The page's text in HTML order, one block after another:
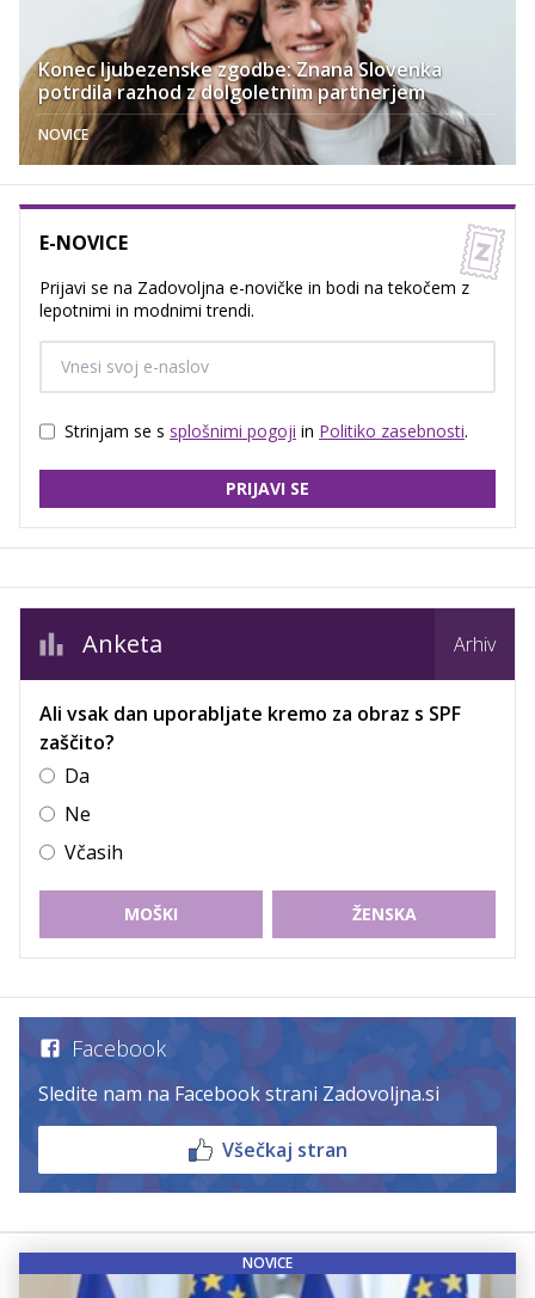
Konec ljubezenske zgodbe: Znana Slovenka
potrdila razhod z dolgoletnim partnerjem
NOVICE
E-NOVICE
Prijavi se na Zadovoljna e-novičke in bodi na tekočem z
lepotnimi in modnimi trendi.
Strinjam se s splošnimi pogoji in Politiko zasebnosti.
PRIJAVI SE
Anketa Arhiv
Ali vsak dan uporabljate kremo za obraz s SPF
zaščito?
Da
Ne
Včasih
MOŠKI ŽENSKA
Facebook
Sledite nam na Facebook strani Zadovoljna.si
Všečkaj stran
NOVICE